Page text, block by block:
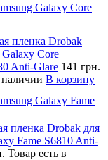
Galaxy Core
пленка Drobak
Galaxy Core
Anti-Glare 141 грн.
наличии В корзину
Galaxy Fame
пленка Drobak для
Fame S6810 Anti-
Товар есть в